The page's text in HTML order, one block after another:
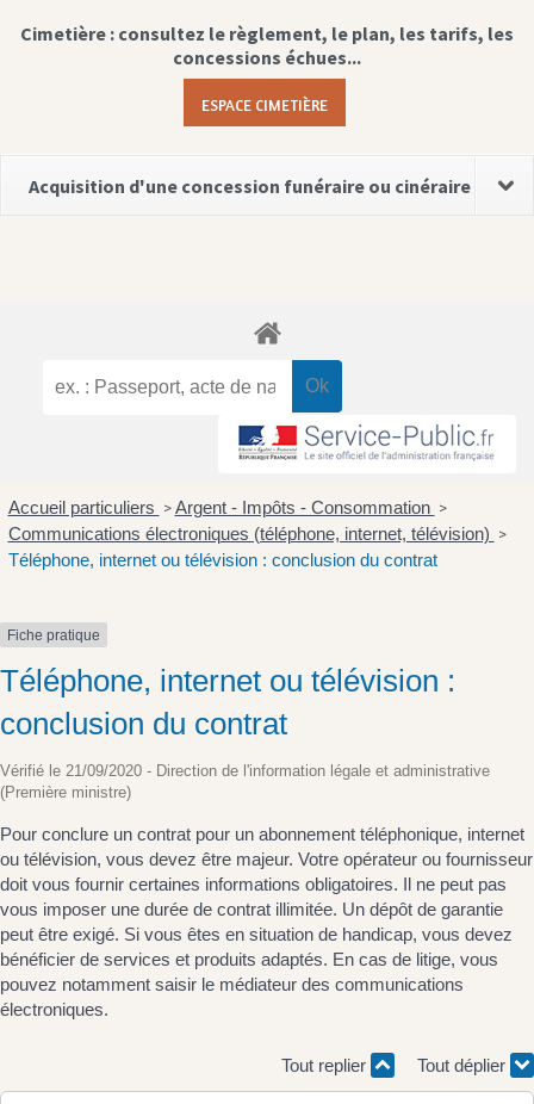
Cimetière : consultez le règlement, le plan, les tarifs, les
concessions échues...
ESPACE CIMETIÈRE
Acquisition d'une concession funéraire ou cinéraire
Accueil particuliers > Argent - Impôts - Consommation >
Communications électroniques (téléphone, internet, télévision) >
Téléphone, internet ou télévision : conclusion du contrat
Fiche pratique
Téléphone, internet ou télévision :
conclusion du contrat
Vérifié le 21/09/2020 - Direction de l'information légale et administrative
(Première ministre)
Pour conclure un contrat pour un abonnement téléphonique, internet
ou télévision, vous devez être majeur. Votre opérateur ou fournisseur
doit vous fournir certaines informations obligatoires. Il ne peut pas
vous imposer une durée de contrat illimitée. Un dépôt de garantie
peut être exigé. Si vous êtes en situation de handicap, vous devez
bénéficier de services et produits adaptés. En cas de litige, vous
pouvez notamment saisir le médiateur des communications
électroniques.
Tout replier Tout déplier